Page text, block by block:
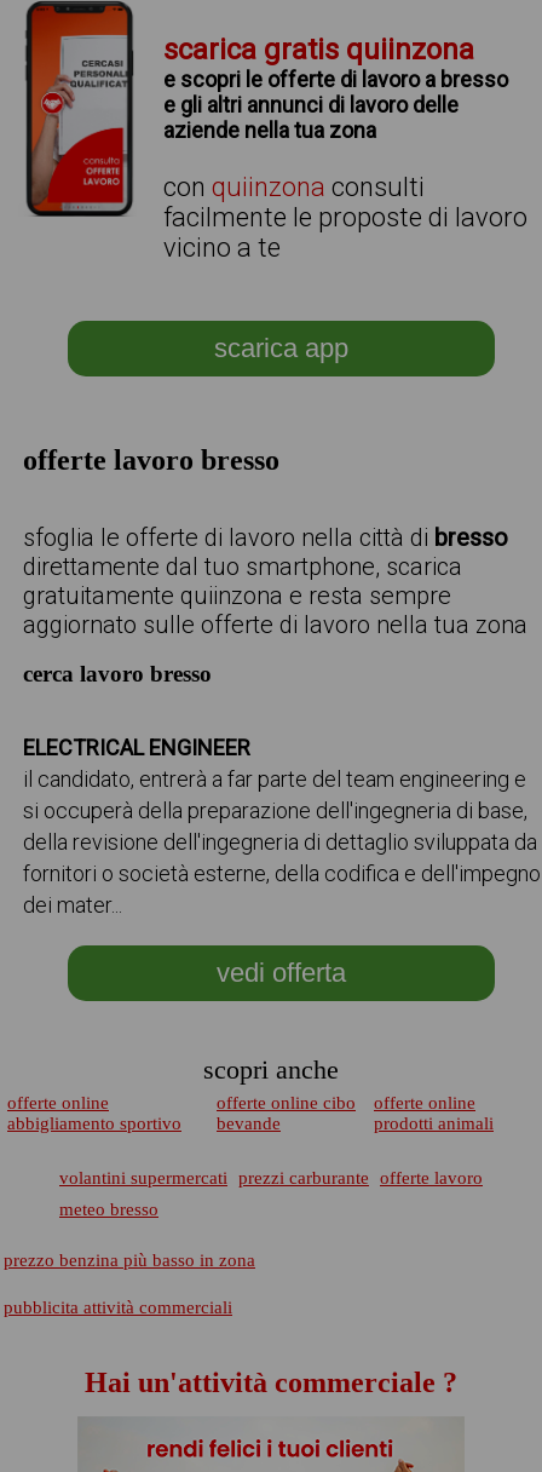
scarica gratis quiinzona
e scopri le offerte di lavoro a bresso
e gli altri annunci di lavoro delle
aziende nella tua zona
conquiinzona consulti
facilmente le proposte di lavoro
vicino a te
scarica app
offerte lavoro bresso
sfoglia le offerte di lavoro nella città di bresso
direttamente dal tuo smartphone, scarica
gratuitamente quiinzona e resta sempre
aggiornato sulle offerte di lavoro nella tua zona
cerca lavoro bresso
ELECTRICAL ENGINEER
il candidato, entrerà a far parte del team engineering e
si occuperà della preparazione dell'ingegneria di base,
della revisione dell'ingegneria di dettaglio sviluppata da
fornitori o società esterne, della codifica e dell'impegno
dei mater...
vedi offerta
scopri anche
offerte online
abbigliamento sportivo
offerte online cibo
bevande
offerte online
prodotti animali
volantini supermercati prezzi carburante
offerte lavoro
meteo bresso
prezzo benzina più basso in zona
pubblicita attività commerciali
Hai un'attività commerciale ?